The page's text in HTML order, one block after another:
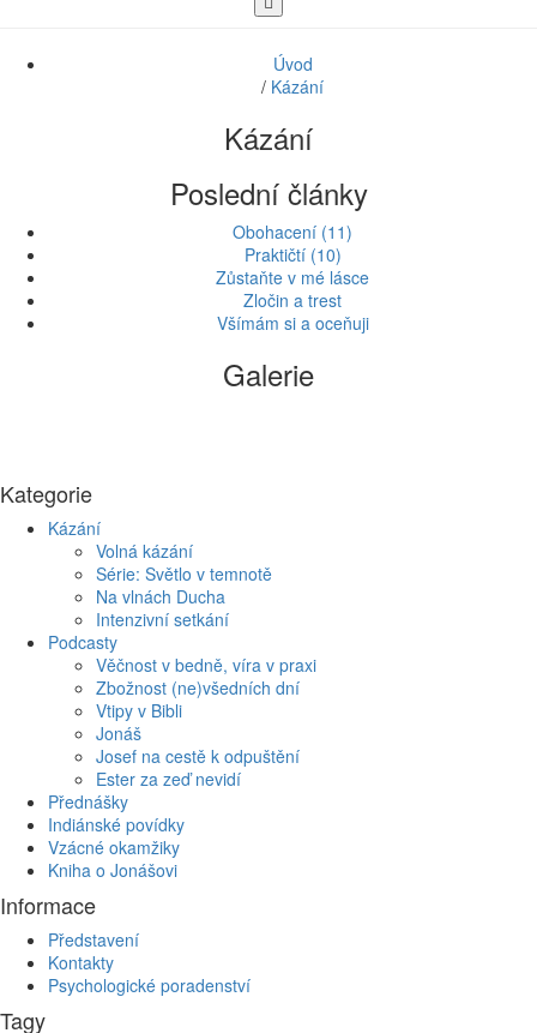
Úvod
/ Kázání
Kázání
Poslední články
Obohacení (11)
Praktičtí (10)
Zůstaňte v mé lásce
Zločin a trest
Všímám si a oceňuji
Galerie
Kategorie
Kázání
Volná kázání
Série: Světlo v temnotě
Na vlnách Ducha
Intenzivní setkání
Podcasty
Věčnost v bedně, víra v praxi
Zbožnost (ne)všedních dní
Vtipy v Bibli
Jonáš
Josef na cestě k odpuštění
Ester za zeď nevidí
Přednášky
Indiánské povídky
Vzácné okamžiky
Kniha o Jonášovi
Informace
Představení
Kontakty
Psychologické poradenství
Tagy